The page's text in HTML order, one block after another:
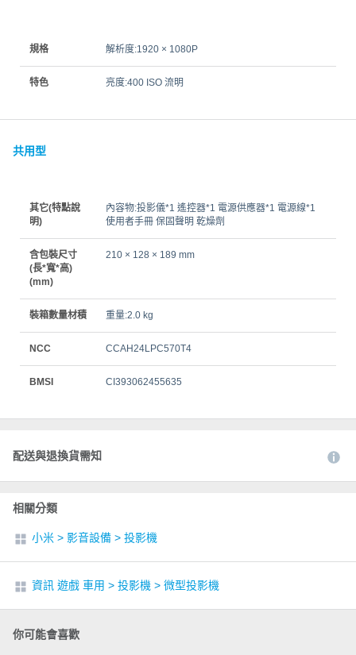
規格 解析度:1920 × 1080P
特色 亮度:400 ISO 流明
共用型
其它(特點說
明)
內容物:投影儀*1 遙控器*1 電源供應器*1 電源線*1
使用者手冊 保固聲明 乾燥劑
含包裝尺寸
(長*寬*高)
(mm)
210 × 128 × 189 mm
裝箱數量材積 重量:2.0 kg
NCC CCAH24LPC570T4
BMSI CI393062455635
配送與退換貨需知
相關分類
小米 > 影音設備 > 投影機
資訊 遊戲 車用 > 投影機 > 微型投影機
你可能會喜歡